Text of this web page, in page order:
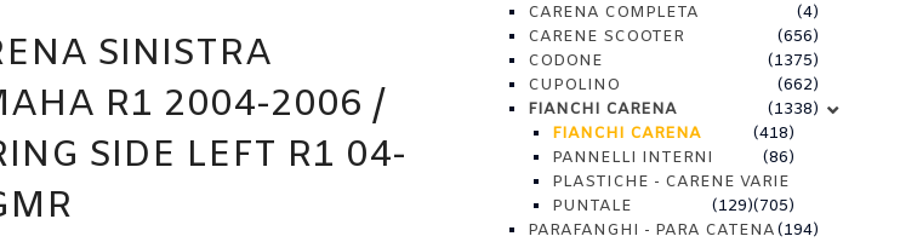
SINISTRA
R1 2004-2006 /
SIDE LEFT R1 04-
CARENA COMPLETA
(4)
CARENE SCOOTER
(656)
CODONE
(1375)
CUPOLINO
(662)
FIANCHI CARENA
(1338)
FIANCHI CARENA
(418)
PANNELLI INTERNI
(86)
PLASTICHE - CARENE VARIE
(705)
PUNTALE
(129)
PARAFANGHI - PARA CATENA(194)